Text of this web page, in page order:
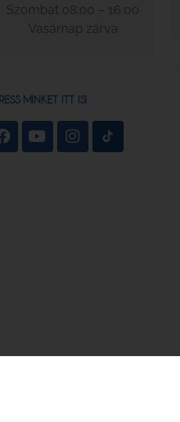
Szombat 08:00 – 16:00
Vasárnap zárva
MINKET ITT IS!